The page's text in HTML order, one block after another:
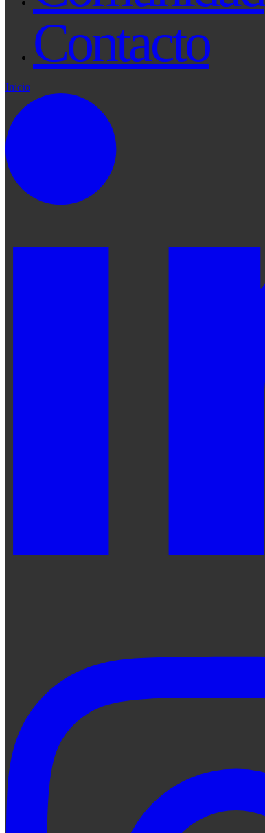
Contacto
Inicio